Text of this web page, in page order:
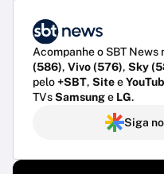
Acompanhe o SBT News
(586), Vivo (576), Sky
pelo+SBT, Sitee
TVsSamsunge LG.
Siga